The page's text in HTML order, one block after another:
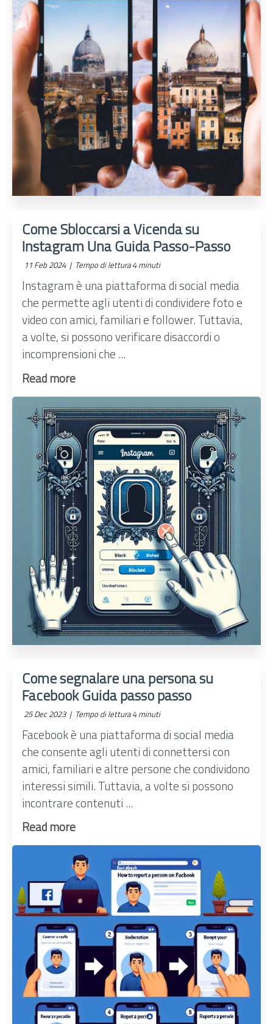
Come Sbloccarsi a Vicenda su
Instagram Una Guida Passo-Passo
11 Feb 2024 | Tempo di lettura 4 minuti
Instagram è una piattaforma di social media
che permette agli utenti di condividere foto e
video con amici, familiari e follower. Tuttavia,
a volte, si possono verificare disaccordi o
incomprensioni che ...
Read more
Come segnalare una persona su
Facebook Guida passo passo
25 Dec 2023 | Tempo di lettura 4 minuti
Facebook è una piattaforma di social media
che consente agli utenti di connettersi con
amici, familiari e altre persone che condividono
interessi simili. Tuttavia, a volte si possono
incontrare contenuti ...
Read more